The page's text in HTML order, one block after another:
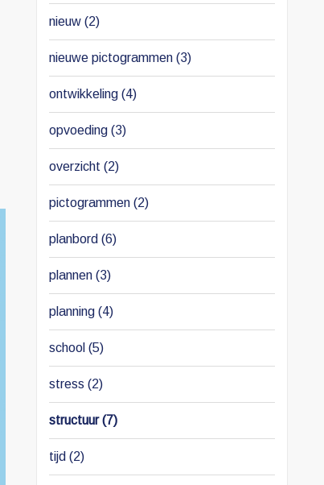
nieuw (2)
nieuwe pictogrammen (3)
ontwikkeling (4)
opvoeding (3)
overzicht (2)
pictogrammen (2)
planbord (6)
plannen (3)
planning (4)
school (5)
stress (2)
structuur(7)
tijd (2)